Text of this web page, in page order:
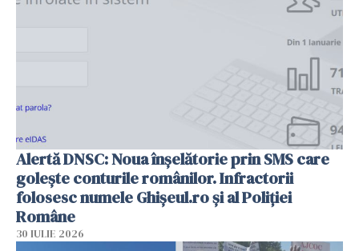
Alertă DNSC: Noua înșelătorie prin SMS care
golește conturile românilor. Infractorii
folosesc numele Ghișeul.ro și al Poliției
Române
30 IULIE 2026